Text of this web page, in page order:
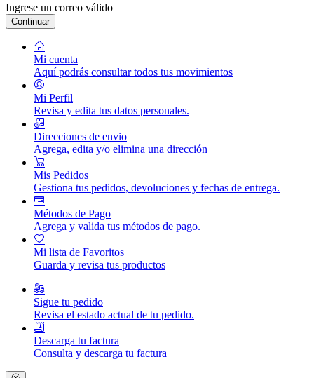
Ingrese un correo válido
Continuar
Mi cuenta
Aquí podrás consultar todos tus movimientos
Mi Perfil
Revisa y edita tus datos personales.
Direcciones de envio
Agrega, edita y/o elimina una dirección
Mis Pedidos
Gestiona tus pedidos, devoluciones y fechas de entrega.
Métodos de Pago
Agrega y valida tus métodos de pago.
Mi lista de Favoritos
Guarda y revisa tus productos
Sigue tu pedido
Revisa el estado actual de tu pedido.
Descarga tu factura
Consulta y descarga tu factura